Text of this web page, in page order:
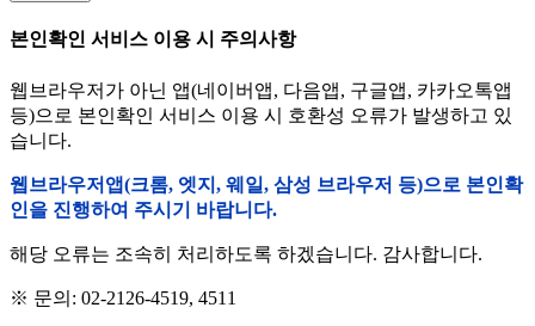
본인확인 서비스 이용 시 주의사항
웹브라우저가 아닌 앱(네이버앱, 다음앱, 구글앱, 카카오톡앱
등)으로 본인확인 서비스 이용 시 호환성 오류가 발생하고 있
습니다.
웹브라우저앱(크롬, 엣지, 웨일, 삼성 브라우저 등)으로 본인확
인을 진행하여 주시기 바랍니다.
해당 오류는 조속히 처리하도록 하겠습니다. 감사합니다.
※ 문의: 02-2126-4519, 4511